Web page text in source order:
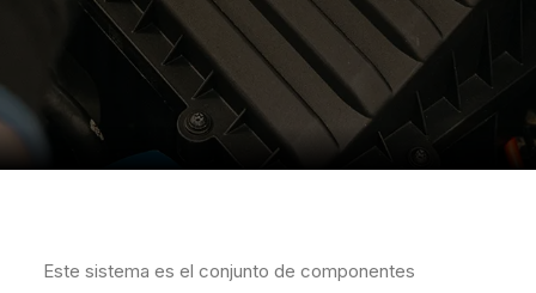
Este sistema es el conjunto de componentes